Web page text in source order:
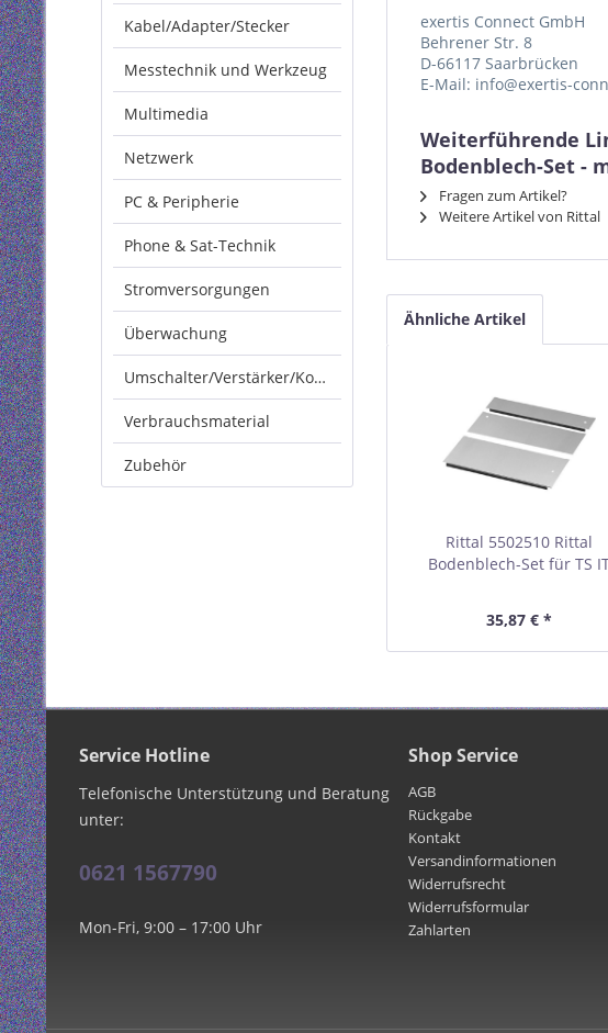
Kabel/Adapter/Stecker
Messtechnik und Werkzeug
Multimedia
Netzwerk
PC & Peripherie
Phone & Sat-Technik
Stromversorgungen
Überwachung
Umschalter/Verstärker/Konverter
Verbrauchsmaterial
Zubehör
exertis Connect GmbH
Behrener Str. 8
D-66117 Saarbrücken
E-Mail: info@exertis-
Weiterführende
Bodenblech-Set -
Fragen zum Artikel?
Weitere Artikel von Rittal
Ähnliche Artikel
Rittal 5502510 Rittal
Bodenblech-Set für TS
Schrankbreite
35,87 € *
Service Hotline
Telefonische Unterstützung und Beratung
unter:
0621 1567790
Mon-Fri, 9:00 – 17:00 Uhr
Shop Service
AGB
Rückgabe
Kontakt
Versandinformationen
Widerrufsrecht
Widerrufsformular
Zahlarten